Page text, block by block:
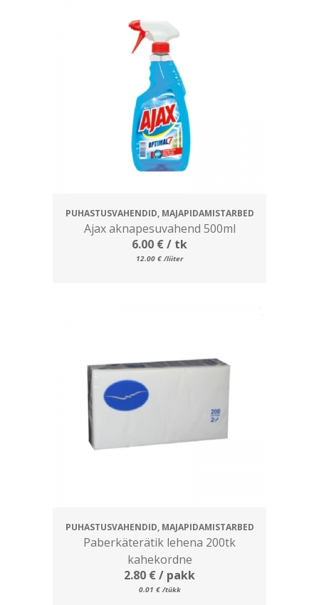
PUHASTUSVAHENDID, MAJAPIDAMISTARBED
Ajax aknapesuvahend 500ml
6.00 €/ tk
12.00 € /liiter
PUHASTUSVAHENDID, MAJAPIDAMISTARBED
Paberkäterätik lehena 200tk
kahekordne
2.80 €/ pakk
0.01 € /tükk